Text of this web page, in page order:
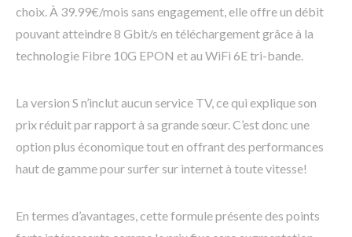
choix. À 39.99€/mois sans engagement, elle offre un débit
pouvant atteindre 8 Gbit/s en téléchargement grâce à la
technologie Fibre 10G EPON et au WiFi 6E tri-bande.
La version S n’inclut aucun service TV, ce qui explique son
prix réduit par rapport à sa grande sœur. C’est donc une
option plus économique tout en offrant des performances
haut de gamme pour surfer sur internet à toute vitesse!
En termes d’avantages, cette formule présente des points